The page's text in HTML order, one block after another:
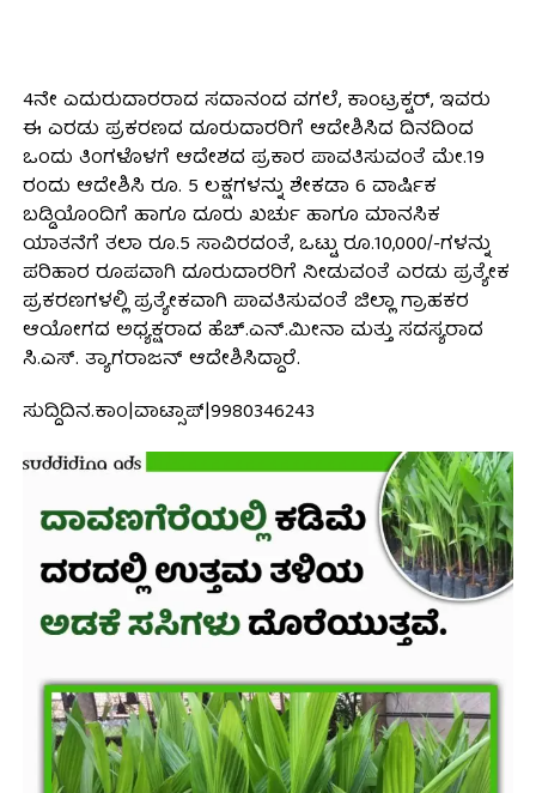
4ನೇ ಎದುರುದಾರರಾದ ಸದಾನಂದ ವಗಲೆ, ಕಾಂಟ್ರಕ್ಟರ್, ಇವರು
ಈ ಎರಡು ಪ್ರಕರಣದ ದೂರುದಾರರಿಗೆ ಆದೇಶಿಸಿದ ದಿನದಿಂದ
ಒಂದು ತಿಂಗಳೊಳಗೆ ಆದೇಶದ ಪ್ರಕಾರ ಪಾವತಿಸುವಂತೆ ಮೇ.19
ರಂದು ಆದೇಶಿಸಿ ರೂ. 5 ಲಕ್ಷಗಳನ್ನು ಶೇಕಡಾ 6 ವಾರ್ಷಿಕ
ಬಡ್ಡಿಯೊಂದಿಗೆ ಹಾಗೂ ದೂರು ಖರ್ಚು ಹಾಗೂ ಮಾನಸಿಕ
ಯಾತನೆಗೆ ತಲಾ ರೂ.5 ಸಾವಿರದಂತೆ, ಒಟ್ಟು ರೂ.10,000/-ಗಳನ್ನು
ಪರಿಹಾರ ರೂಪವಾಗಿ ದೂರುದಾರರಿಗೆ ನೀಡುವಂತೆ ಎರಡು ಪ್ರತ್ಯೇಕ
ಪ್ರಕರಣಗಳಲ್ಲಿ ಪ್ರತ್ಯೇಕವಾಗಿ ಪಾವತಿಸುವಂತೆ ಜಿಲ್ಲಾ ಗ್ರಾಹಕರ
ಆಯೋಗದ ಅಧ್ಯಕ್ಷರಾದ ಹೆಚ್.ಎನ್.ಮೀನಾ ಮತ್ತು ಸದಸ್ಯರಾದ
ಸಿ.ಎಸ್. ತ್ಯಾಗರಾಜನ್ ಆದೇಶಿಸಿದ್ದಾರೆ.
ಸುದ್ದಿದಿನ.ಕಾಂ|ವಾಟ್ಸಾಪ್|9980346243